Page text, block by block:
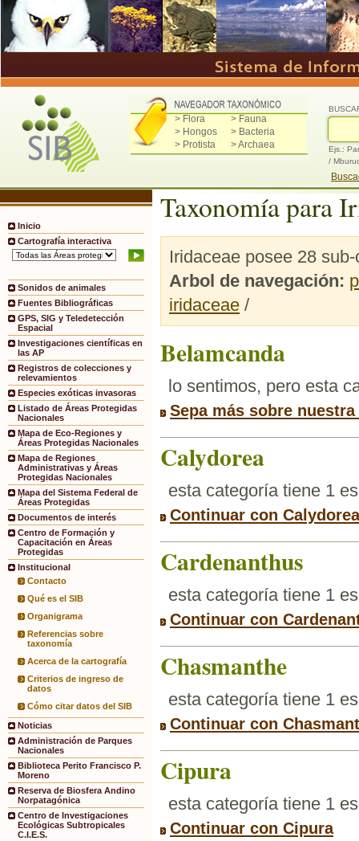
> Flora
> Fauna
> Hongos
> Bacteria
> Protista
> Archaea
Ejs.:
/
Inicio
Cartografía interactiva
Sonidos de animales
Fuentes Bibliográficas
GPS, SIG y Teledetección
Espacial
Investigaciones científicas en
las AP
Registros de colecciones y
relevamientos
Especies exóticas invasoras
Listado de Áreas Protegidas
Nacionales
Mapa de Eco-Regiones y
Áreas Protegidas Nacionales
Mapa de Regiones
Administrativas y Áreas
Protegidas Nacionales
Mapa del Sistema Federal de
Áreas Protegidas
Documentos de interés
Centro de Formación y
Capacitación en Áreas
Protegidas
Institucional
Contacto
Qué es el SIB
Organigrama
Referencias sobre
taxonomía
Acerca de la cartografía
Criterios de ingreso de
datos
Cómo citar datos del SIB
Noticias
Administración de Parques
Nacionales
Biblioteca Perito Francisco P.
Moreno
Reserva de Biosfera Andino
Norpatagónica
Centro de Investigaciones
Ecológicas Subtropicales
C.I.E.S.
Taxonomía para
Iridaceae posee 28
Arbol de navegación:
iridaceae /
Belamcanda
lo sentimos, pero esta
Sepa más sobre
Calydorea
esta categoría tiene 1
Continuar con Calydorea
Cardenanthus
esta categoría tiene 1
Continuar con
Chasmanthe
esta categoría tiene 1
Continuar con
Cipura
esta categoría tiene 1
Continuar con Cipura